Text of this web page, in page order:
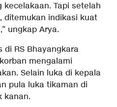
kecelakaan. Tapi setelah
ditemukan indikasi kuat
ungkap Arya.
di RS Bhayangkara
mengalami
Selain luka di kepala
pula luka tikaman di
kanan.